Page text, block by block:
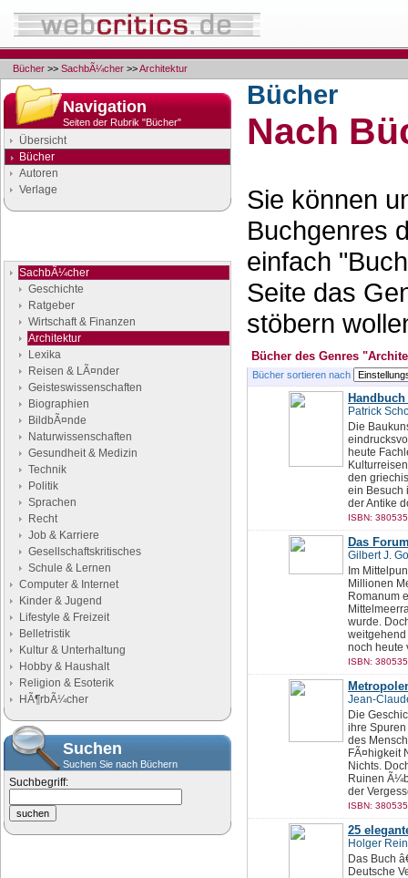
Bücher >> SachbÃ¼cher >>Architektur
Navigation
Seiten der Rubrik "Bücher"
Übersicht
Bücher
Autoren
Verlage
SachbÃ¼cher
Geschichte
Ratgeber
Wirtschaft & Finanzen
Architektur
Lexika
Reisen & LÃ¤nder
Geisteswissenschaften
Biographien
BildbÃ¤nde
Naturwissenschaften
Gesundheit & Medizin
Technik
Politik
Sprachen
Recht
Job & Karriere
Gesellschaftskritisches
Schule & Lernen
Computer & Internet
Kinder & Jugend
Lifestyle & Freizeit
Belletristik
Kultur & Unterhaltung
Hobby & Haushalt
Religion & Esoterik
HÃ¶rbÃ¼cher
Suchen
Suchen Sie nach Büchern
Suchbegriff:
Bücher
Nach
Sie können
Buchgenres
einfach
Seite das
stöbern
Bücher des Genres
Bücher sortieren nach
Patrick
Die
heute
den
ein Besuch
der Antike
ISBN:
Das
Gilbert J.
Im
Millionen
Romanum
wurde.
noch heute
ISBN:
Jean-
Die
ihre
des
FÃ¤higkeit
Nichts.
Ruinen
der
ISBN:
25
Holger
Das Buch
Deutsche